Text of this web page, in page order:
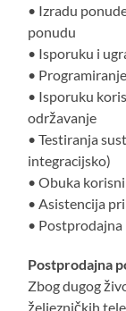
• Izradu
ponudu
• Isporuku i
•
• Isporuku
održavanje
• Testiranja
integracijsko)
• Obuka
• Asistencija
•
Postprodajna
Zbog dugog
željezničkih